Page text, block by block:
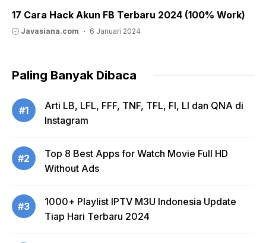
17 Cara Hack Akun FB Terbaru 2024 (100% Work)
Javasiana.com 6 Januari 2024
Paling Banyak Dibaca
#1
Arti LB, LFL, FFF, TNF, TFL, FI, LI dan QNA di
Instagram
#2
Top 8 Best Apps for Watch Movie Full HD
Without Ads
#3
1000+ Playlist IPTV M3U Indonesia Update
Tiap Hari Terbaru 2024